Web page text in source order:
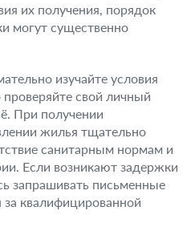
их получения, порядок
могут существенно
изучайте условия
свой личный
При получении
жилья тщательно
санитарным нормам и
Если возникают задержки
запрашивать письменные
квалифицированной